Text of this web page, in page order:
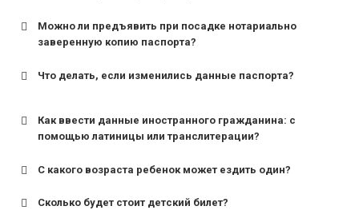
Можно ли предъявить при посадке нотариально
заверенную копию паспорта?
Что делать, если изменились данные паспорта?
Как ввести данные иностранного гражданина: с
помощью латиницы или транслитерации?
С какого возраста ребенок может ездить один?
Сколько будет стоит детский билет?